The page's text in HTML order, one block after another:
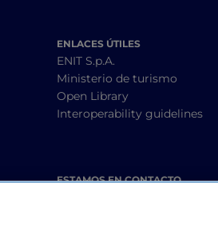
ENLACES ÚTILES
ENIT S.p.A.
Ministerio de turismo
Open Library
Interoperability guidelines
ESTAMOS EN CONTACTO